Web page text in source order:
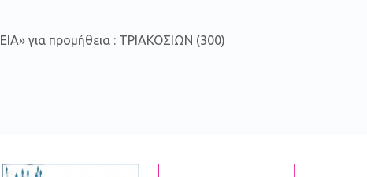
για προμήθεια : ΤΡΙΑΚΟΣΙΩΝ (300)